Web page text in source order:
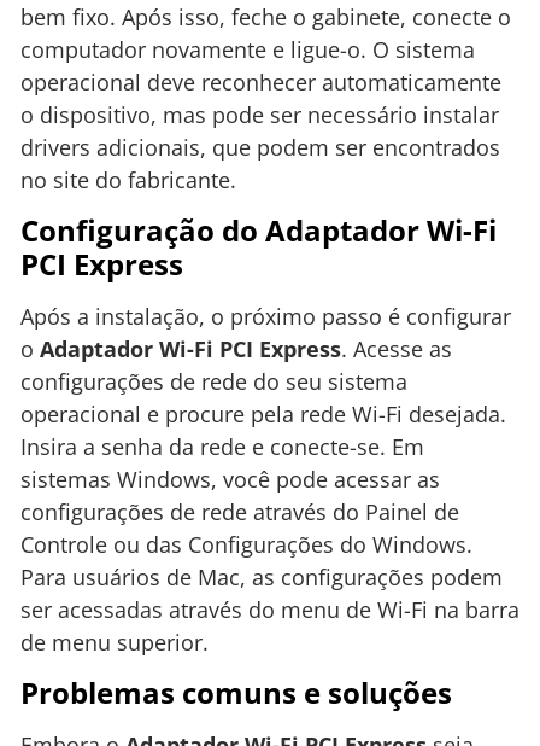
bem fixo. Após isso, feche o gabinete, conecte o
computador novamente e ligue-o. O sistema
operacional deve reconhecer automaticamente
o dispositivo, mas pode ser necessário instalar
drivers adicionais, que podem ser encontrados
no site do fabricante.
Configuração do Adaptador Wi-Fi
PCI Express
Após a instalação, o próximo passo é configurar
o Adaptador Wi-Fi PCI Express. Acesse as
configurações de rede do seu sistema
operacional e procure pela rede Wi-Fi desejada.
Insira a senha da rede e conecte-se. Em
sistemas Windows, você pode acessar as
configurações de rede através do Painel de
Controle ou das Configurações do Windows.
Para usuários de Mac, as configurações podem
ser acessadas através do menu de Wi-Fi na barra
de menu superior.
Problemas comuns e soluções